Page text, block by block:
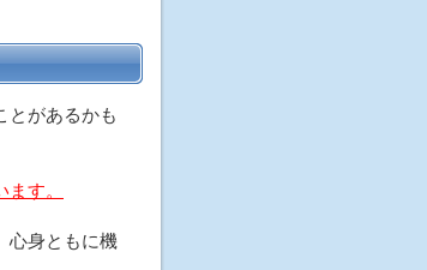
とがあるかも
す。
心身ともに機